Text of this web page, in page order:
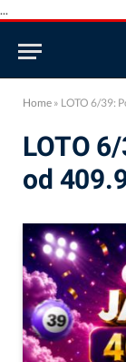
...
Home » LOTO 6/39:
LOTO
od